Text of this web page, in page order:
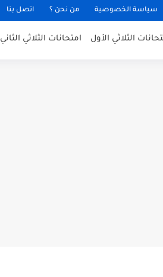
سياسة الخصوصية من نحن ؟ اتصل بنا
الثلاثي الأول امتحانات الثلاثي الثاني